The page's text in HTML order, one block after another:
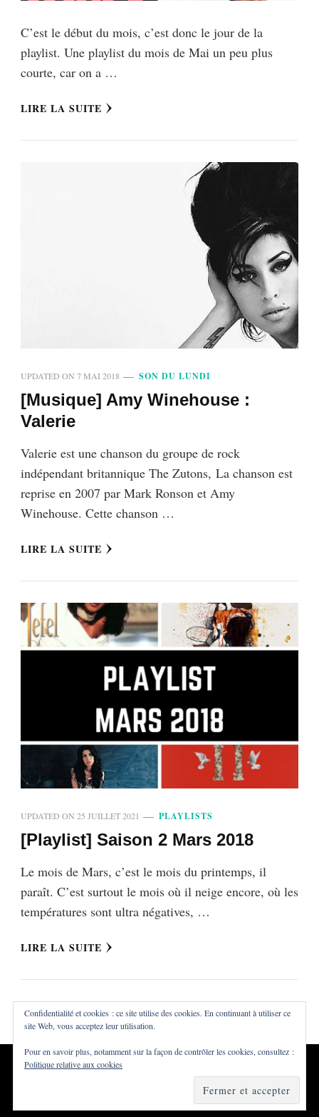
C’est le début du mois, c’est donc le jour de la
playlist. Une playlist du mois de Mai un peu plus
courte, car on a …
LIRE LA SUITE
UPDATED ON 7 MAI 2018 SON DU LUNDI
[Musique] Amy Winehouse :
Valerie
Valerie est une chanson du groupe de rock
indépendant britannique The Zutons, La chanson est
reprise en 2007 par Mark Ronson et Amy
Winehouse. Cette chanson …
LIRE LA SUITE
UPDATED ON 25 JUILLET 2021 PLAYLISTS
[Playlist] Saison 2 Mars 2018
Le mois de Mars, c’est le mois du printemps, il
paraît. C’est surtout le mois où il neige encore, où les
températures sont ultra négatives, …
LIRE LA SUITE
Tous droits réservés ©Dialna
WordPress
Confidentialité et cookies : ce site utilise des cookies. En continuant à utiliser ce
site Web, vous acceptez leur utilisation.
Pour en savoir plus, notamment sur la façon de contrôler les cookies, consultez :
Politique relative aux cookies